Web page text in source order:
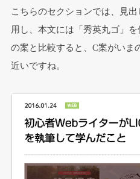
こちらのセクションでは、見
用し、本文には「秀英丸ゴ」
の案と比較すると、C案がいま
近いですね。